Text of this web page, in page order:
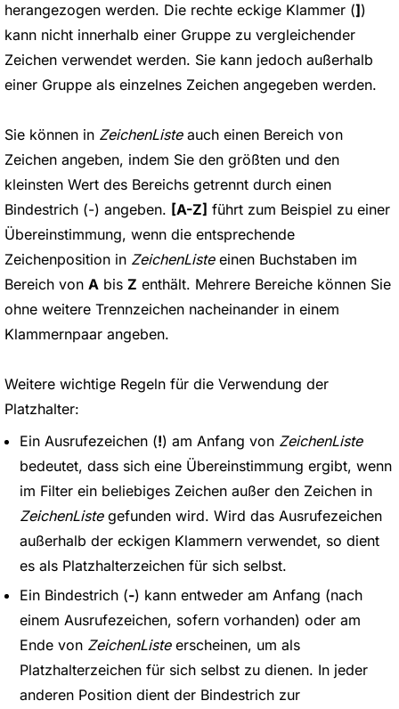
herangezogen werden. Die rechte eckige Klammer (])
kann nicht innerhalb einer Gruppe zu vergleichender
Zeichen verwendet werden. Sie kann jedoch außerhalb
einer Gruppe als einzelnes Zeichen angegeben werden.
Sie können in ZeichenListeauch einen Bereich von
Zeichen angeben, indem Sie den größten und den
kleinsten Wert des Bereichs getrennt durch einen
Bindestrich (-) angeben. [A-Z] führt zum Beispiel zu einer
Übereinstimmung, wenn die entsprechende
Zeichenposition in ZeichenListeeinen Buchstaben im
Bereich von A bis Z enthält. Mehrere Bereiche können Sie
ohne weitere Trennzeichen nacheinander in einem
Klammernpaar angeben.
Weitere wichtige Regeln für die Verwendung der
Platzhalter:
Ein Ausrufezeichen (!) am Anfang von ZeichenListe
bedeutet, dass sich eine Übereinstimmung ergibt, wenn
im Filter ein beliebiges Zeichen außer den Zeichen in
ZeichenListegefunden wird. Wird das Ausrufezeichen
außerhalb der eckigen Klammern verwendet, so dient
es als Platzhalterzeichen für sich selbst.
Ein Bindestrich (-) kann entweder am Anfang (nach
einem Ausrufezeichen, sofern vorhanden) oder am
Ende von ZeichenListeerscheinen, um als
Platzhalterzeichen für sich selbst zu dienen. In jeder
anderen Position dient der Bindestrich zur